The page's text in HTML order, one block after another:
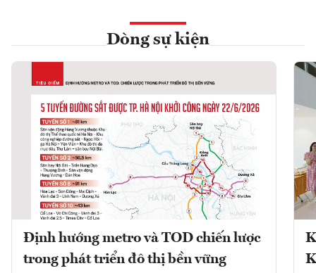
Dòng sự kiện
Định hướng metro và TOD chiến lược
trong phát triển đô thị bền vững